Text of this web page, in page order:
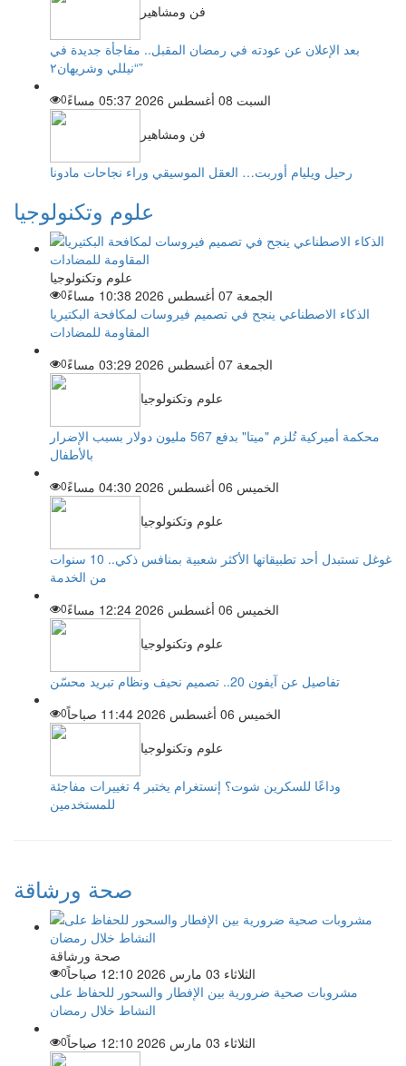
فن ومشاهير
بعد الإعلان عن عودته في رمضان المقبل.. مفاجأة جديدة في
“نيللي وشريهان٢”
السبت 08 أغسطس 2026 05:37 مساءً
0
فن ومشاهير
رحيل ويليام أوربت… العقل الموسيقي وراء نجاحات مادونا
علوم وتكنولوجيا
علوم وتكنولوجيا
الجمعة 07 أغسطس 2026 10:38 مساءً
0
الذكاء الاصطناعي ينجح في تصميم فيروسات لمكافحة البكتيريا
المقاومة للمضادات
الجمعة 07 أغسطس 2026 03:29 مساءً
0
علوم وتكنولوجيا
محكمة أميركية تُلزم "ميتا" بدفع 567 مليون دولار بسبب الإضرار
بالأطفال
الخميس 06 أغسطس 2026 04:30 مساءً
0
علوم وتكنولوجيا
غوغل تستبدل أحد تطبيقاتها الأكثر شعبية بمنافس ذكي.. 10 سنوات
من الخدمة
الخميس 06 أغسطس 2026 12:24 مساءً
0
علوم وتكنولوجيا
تفاصيل عن آيفون 20.. تصميم نحيف ونظام تبريد محسّن
الخميس 06 أغسطس 2026 11:44 صباحاً
0
علوم وتكنولوجيا
وداعًا للسكرين شوت؟ إنستغرام يختبر 4 تغييرات مفاجئة
للمستخدمين
صحة ورشاقة
صحة ورشاقة
الثلاثاء 03 مارس 2026 12:10 صباحاً
0
مشروبات صحية ضرورية بين الإفطار والسحور للحفاظ على
النشاط خلال رمضان
الثلاثاء 03 مارس 2026 12:10 صباحاً
0